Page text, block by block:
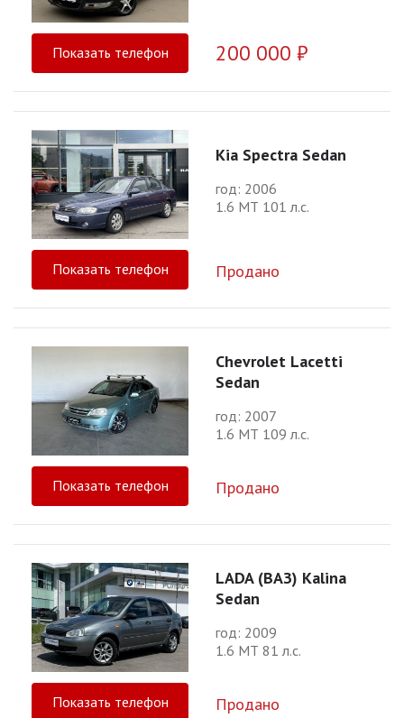
Показать телефон 200 000 ₽
Kia Spectra Sedan
год: 2006
1.6 МТ 101 л.с.
Показать телефон Продано
Chevrolet Lacetti
Sedan
год: 2007
1.6 МТ 109 л.с.
Показать телефон Продано
LADA (ВАЗ) Kalina
Sedan
год: 2009
1.6 МТ 81 л.с.
Показать телефон Продано